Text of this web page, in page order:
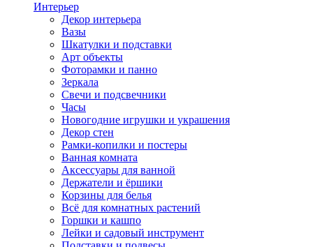
Интерьер
Декор интерьера
Вазы
Шкатулки и подставки
Арт объекты
Фоторамки и панно
Зеркала
Свечи и подсвечники
Часы
Новогодние игрушки и украшения
Декор стен
Рамки-копилки и постеры
Ванная комната
Аксессуары для ванной
Держатели и ёршики
Корзины для белья
Всё для комнатных растений
Горшки и кашпо
Лейки и садовый инструмент